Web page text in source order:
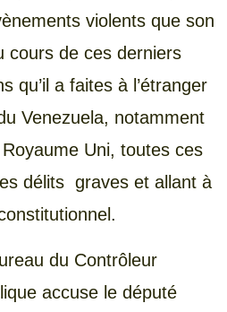
violents que son
cours de ces derniers
qu’il a faites à l’étranger
Venezuela, notamment
Uni, toutes ces
délits graves et allant à
du Contrôleur
accuse le député